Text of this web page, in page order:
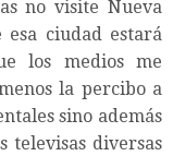
no visite Nueva
ciudad estará
los medios me
la percibo a
sino además
televisas diversas